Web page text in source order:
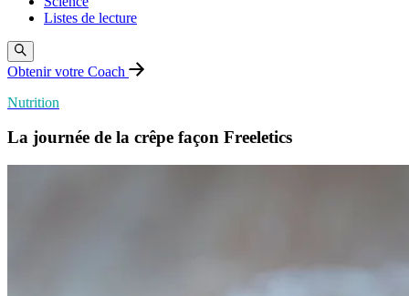
Listes de lecture
Obtenir votre Coach
Nutrition
La journée de la crêpe façon Freeletics